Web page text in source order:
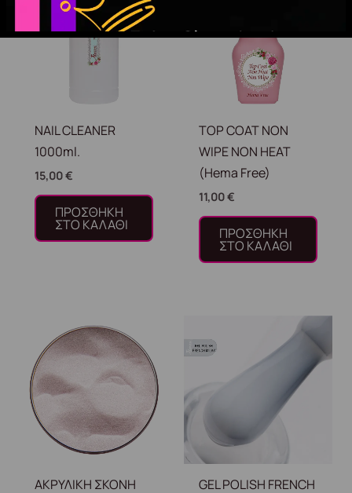
NAIL CLEANER
1000ml.
15,00€
ΠΡΟΣΘΉΚΗ
ΣΤΟ ΚΑΛΆΘΙ
TOP COAT NON
WIPE NON HEAT
(Hema Free)
11,00€
ΠΡΟΣΘΉΚΗ
ΣΤΟ ΚΑΛΆΘΙ
ΑΚΡΥΛΙΚΗ ΣΚΟΝΗ
GEL POLISH FRENCH